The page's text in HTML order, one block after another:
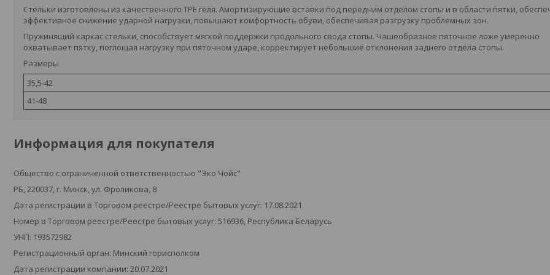
Стельки изготовлены из качественного ТРЕ геля. Амортизирующие вставки под передним отделом стопы и в области пятки,
эффективное снижение ударной нагрузки, повышают комфортность обуви, обеспечивая разгрузку проблемных зон.
Пружинящий каркас стельки, способствует мягкой поддержки продольного свода стопы. Чашеобразное пяточное ложе умеренно
охватывает пятку, поглощая нагрузку при пяточном ударе, корректирует небольшие отклонения заднего отдела стопы.
Размеры
35,5-42
41-48
Информация для покупателя
Общество с ограниченной ответственностью "Эко Чойс"
РБ, 220037, г. Минск, ул. Фроликова, 8
Дата регистрации в Торговом реестре/Реестре бытовых услуг: 17.08.2021
Номер в Торговом реестре/Реестре бытовых услуг: 516936, Республика Беларусь
УНП: 193572982
Регистрационный орган: Минский горисполком
Дата регистрации компании: 20.07.2021